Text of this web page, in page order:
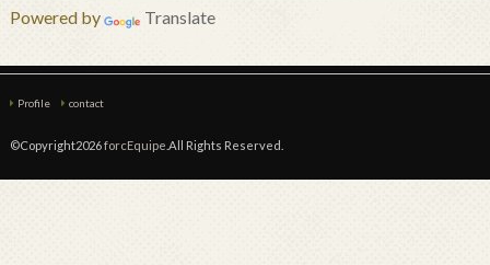
Powered by Translate
Profile contact
©Copyright2026forcEquipe .All Rights Reserved.